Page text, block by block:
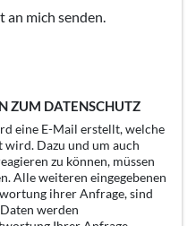
an mich senden.
ZUM DATENSCHUTZ
eine E-Mail erstellt, welche
wird. Dazu und um auch
zu können, müssen
Alle weiteren eingegebenen
ihrer Anfrage, sind
werden